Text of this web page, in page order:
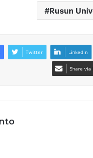
Rusun
Twitter LinkedIn
Share via